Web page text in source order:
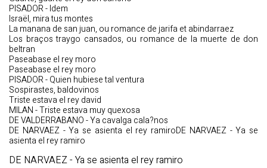
PISADOR - Idem
Israël, mira tus montes
La manana de san juan, ou romance de jarifa et abindarraez
Los braços traygo cansados, ou romance de la muerte de don
beltran
Paseabase el rey moro
Paseabase el rey moro
PISADOR - Quien hubiese tal ventura
Sospirastes, baldovinos
Triste estava el rey david
MILAN - Triste estava muy quexosa
DE VALDERRABANO - Ya cavalga cala?nos
DE NARVAEZ - Ya se asienta el rey ramiroDE NARVAEZ - Ya se
asienta el rey ramiro
DE NARVAEZ - Ya se asienta el rey ramiro